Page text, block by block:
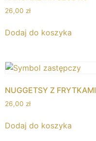
26,00 zł
Dodaj do koszyka
NUGGETSY Z FRYTKAMI
26,00 zł
Dodaj do koszyka